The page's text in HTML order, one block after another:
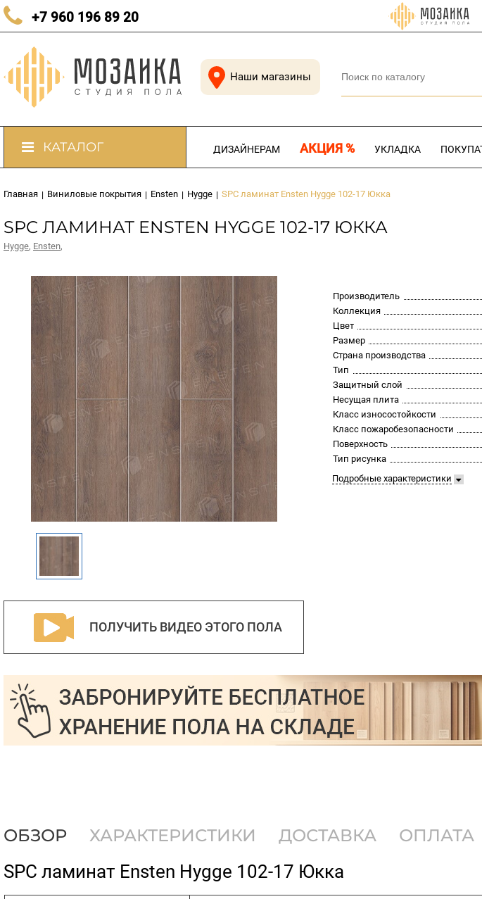
+7 960 196 89 20
КАЧЕСТВЕННЫЙ ПОЛ В КАЖДЫЙ ДОМ
Наши магазины
КАТАЛОГ ДИЗАЙНЕРАМ АКЦИЯ % УКЛАДКА
Главная | Виниловые покрытия | Ensten | Hygge | SPC ламинат Ensten Hygge 102-17 Юкка
SPC ЛАМИНАТ ENSTEN HYGGE 102-17 ЮККА
Hygge, Ensten,
ПОЛУЧИТЬ ВИДЕО ЭТОГО ПОЛА
Производитель
Коллекция
Цвет
Размер
Страна производства
Тип
Защитный слой
Несущая плита
Класс износостойкости
Класс пожаробезопасности
Поверхность
Тип рисунка
Подробные характеристики
ОБЗОР ХАРАКТЕРИСТИКИ ДОСТАВКА ОПЛАТА
​SPC ламинат Ensten Hygge 102-17 Юкка